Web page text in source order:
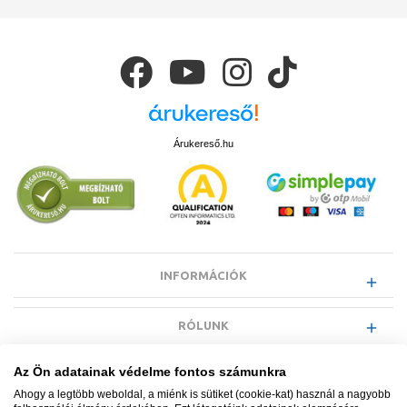
Árukereső.hu
INFORMÁCIÓK
RÓLUNK
EGYÉB INFORMÁCIÓK
Az Ön adatainak védelme fontos számunkra
Ahogy a legtöbb weboldal, a miénk is sütiket (cookie-kat) használ a nagyobb